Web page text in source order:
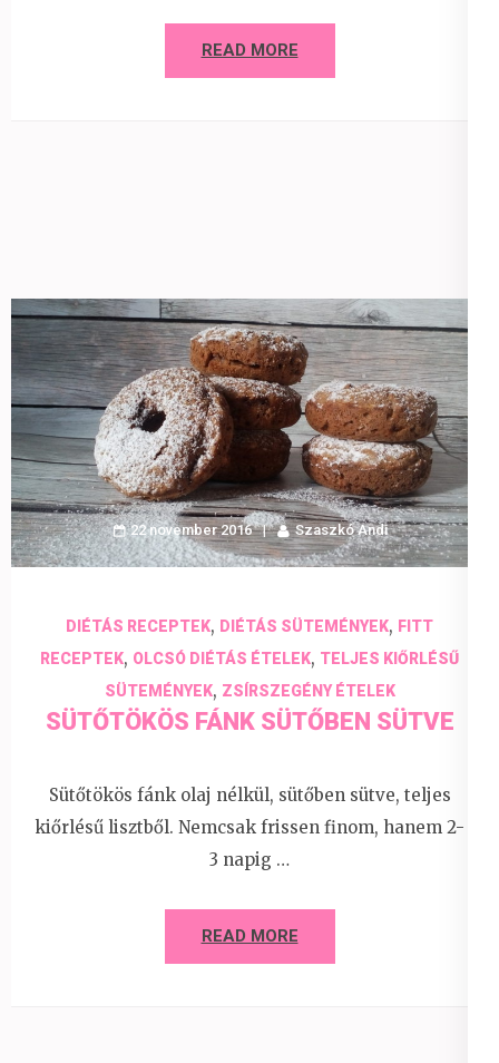
READ MORE
22 november 2016 Szaszkó Andi
DIÉTÁS RECEPTEK, DIÉTÁS SÜTEMÉNYEK, FITT
RECEPTEK, OLCSÓ DIÉTÁS ÉTELEK, TELJES KIŐRLÉSŰ
SÜTEMÉNYEK, ZSÍRSZEGÉNY ÉTELEK
SÜTŐTÖKÖS FÁNK SÜTŐBEN SÜTVE
Sütőtökös fánk olaj nélkül, sütőben sütve, teljes
kiőrlésű lisztből. Nemcsak frissen finom, hanem 2-
3 napig …
READ MORE